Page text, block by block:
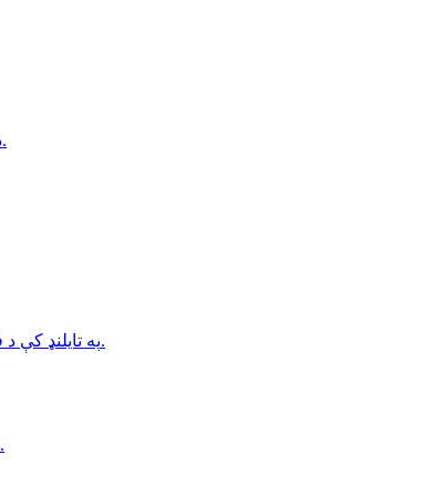
د امید سبز ښارګوټي استازي د تخلیې د حکم پر ضد د اعتراض لپاره کندهار ته روان شول.
په تایلنډ کې د فوټبال د لوبې پر میدان د تندر پرېوتو له امله یوه لوبغاړي خپل ژوند له لاسه ورکړی.
هلمند كې د خوار ځواكۍ بحران؛ د درملنې مركزونه د ناروغانو له ګڼې ګوڼې ډک دي.